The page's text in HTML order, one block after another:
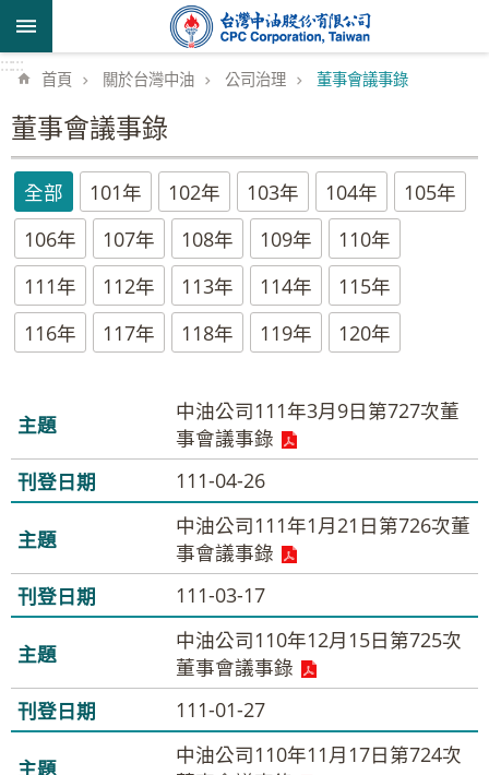
跳到主要內容區塊
::::::
首頁 關於台灣中油 公司治理 董事會議事錄
董事會議事錄
全部 101年 102年 103年 104年
105年
106年
107年 108年 109年
110年
111年
112年 113年 114年
115年
116年
117年 118年 119年 120年
中油公司111年3月9日第727次董
事會議事錄
111-04-26
中油公司111年1月21日第726次董
事會議事錄
111-03-17
中油公司110年12月15日第725次
董事會議事錄
111-01-27
中油公司110年11月17日第724次